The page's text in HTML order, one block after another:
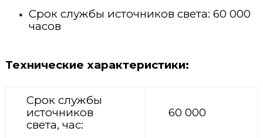
Срок службы источников света: 60 000
часов
Технические характеристики:
Срок службы
источников
света, час:
60 000